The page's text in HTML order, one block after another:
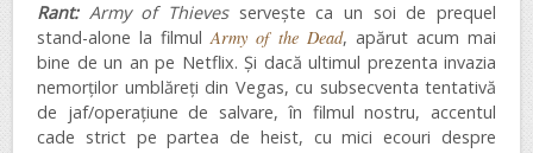
Rant: Army of Thievesservește ca un soi de prequel
stand-alone la filmulArmy of the Dead, apărut acum mai
bine de un an pe Netflix. Și dacă ultimul prezenta invazia
nemorților umblăreți din Vegas, cu subsecventa tentativă
de jaf/operațiune de salvare, în filmul nostru, accentul
cade strict pe partea de heist, cu mici ecouri despre